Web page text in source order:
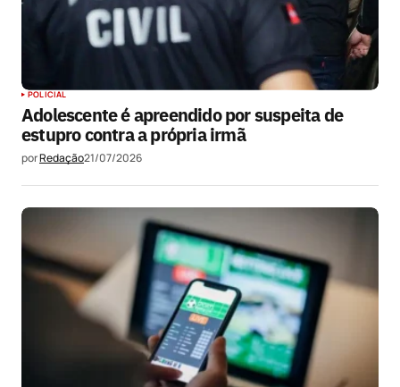
POLICIAL
Adolescente é apreendido por suspeita de
estupro contra a própria irmã
porRedação21/07/2026